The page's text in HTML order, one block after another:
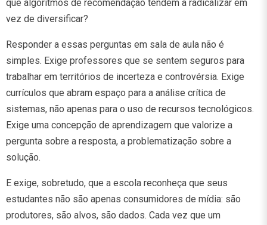
que algoritmos de recomendação tendem a radicalizar em
vez de diversificar?
Responder a essas perguntas em sala de aula não é
simples. Exige professores que se sentem seguros para
trabalhar em territórios de incerteza e controvérsia. Exige
currículos que abram espaço para a análise crítica de
sistemas, não apenas para o uso de recursos tecnológicos.
Exige uma concepção de aprendizagem que valorize a
pergunta sobre a resposta, a problematização sobre a
solução.
E exige, sobretudo, que a escola reconheça que seus
estudantes não são apenas consumidores de mídia: são
produtores, são alvos, são dados. Cada vez que um